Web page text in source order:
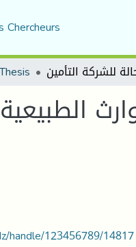
handle/123456789/14817